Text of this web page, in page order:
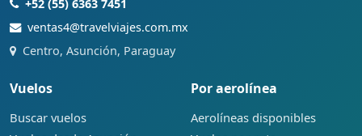
+52 (55) 6363 7451
ventas4@travelviajes.com.mx
Centro, Asunción, Paraguay
Vuelos
Buscar vuelos
Por aerolínea
Aerolíneas disponibles